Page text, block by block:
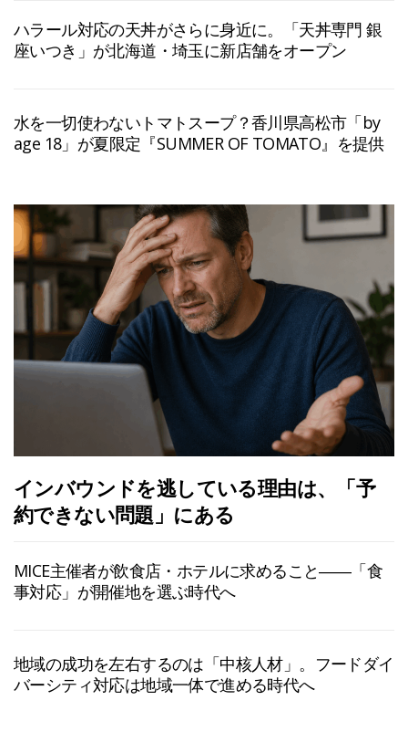
ハラール対応の天丼がさらに身近に。「天丼専門 銀
座いつき」が北海道・埼玉に新店舗をオープン
水を一切使わないトマトスープ？香川県高松市「by
age 18」が夏限定『SUMMER OF TOMATO』を提供
インバウンドを逃している理由は、「予
約できない問題」にある
MICE主催者が飲食店・ホテルに求めること――「食
事対応」が開催地を選ぶ時代へ
地域の成功を左右するのは「中核人材」。フードダイ
バーシティ対応は地域一体で進める時代へ